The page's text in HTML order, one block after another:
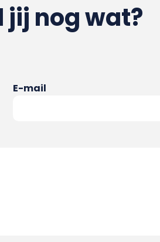
jij nog wat?
E-mail